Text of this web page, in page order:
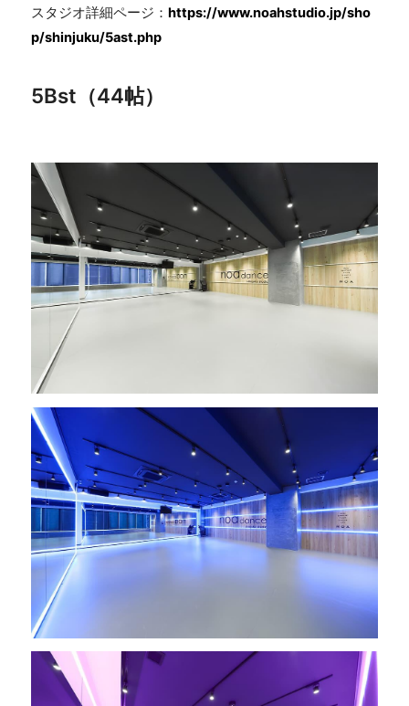
スタジオ詳細ページ： https://www.noahstudio.jp/sho
p/shinjuku/5ast.php
5Bst（44帖）